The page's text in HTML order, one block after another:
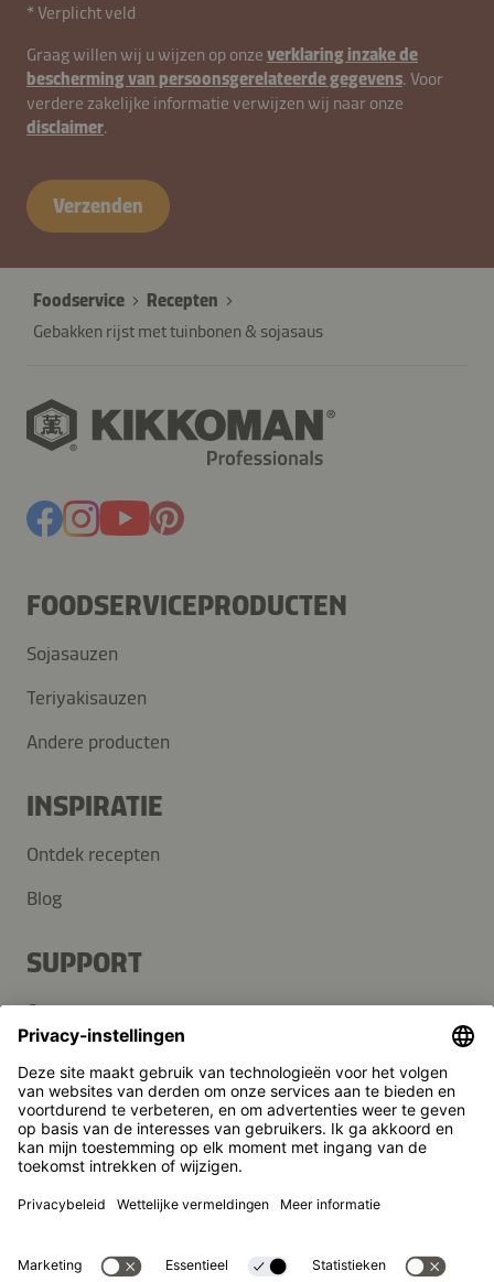
Heb je nog vragen over onze
* Verplicht veld
Graag willen wij u wijzen op onze verklaring inzake de
bescherming van persoonsgerelateerde gegevens. Voor
verdere zakelijke informatie verwijzen wij naar onze
disclaimer.
B2B-
26615-
Verzenden
Foodservice
Recepten
Gebakken rijst met tuinbonen & sojasaus
FOODSERVICEPRODUCTEN
Sojasauzen
Teriyakisauzen
Andere producten
INSPIRATIE
Ontdek recepten
Blog
SUPPORT
Contact
Media
Kikkoman is een geregistreerd handelsmerk van Kikkoman
Corporation, Japan.
Theodorstraße 180, 40472 Düsseldorf, Germany
Opgenomen in het handelsregister bij het kantongerecht